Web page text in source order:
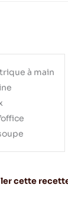
à main
cette